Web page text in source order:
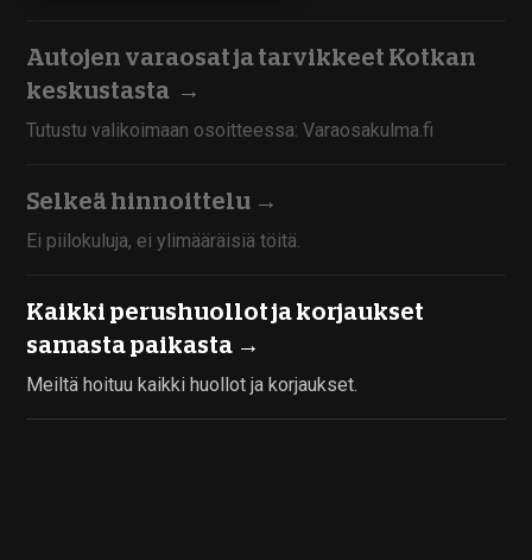
Autojen varaosat ja tarvikkeet Kotkan
keskustasta →
Tutustu valikoimaan osoitteessa: Varaosakulma.fi
Selkeä hinnoittelu →
Ei piilokuluja, ei ylimääräisiä töitä.
Kaikki perushuollot ja korjaukset
samasta paikasta →
Meiltä hoituu kaikki huollot ja korjaukset.